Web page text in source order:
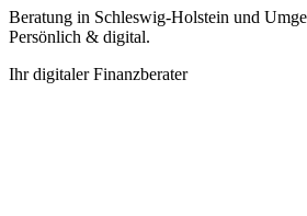
Beratung in Schleswig-Holstein und
Persönlich & digital.
Ihr digitaler Finanzberater